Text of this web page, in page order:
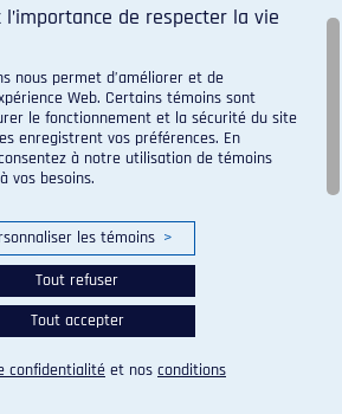
l'Université de Montréal. Tous droits
réservés.
des témoins
l’importance de respecter la vie
nous permet d’améliorer et de
Web. Certains témoins sont
le fonctionnement et la sécurité du site
enregistrent vos préférences. En
à notre utilisation de témoins
vos besoins.
les témoins >
Tout refuser
Tout accepter
confidentialité et nos conditions